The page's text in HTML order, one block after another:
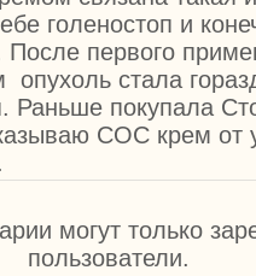
голеностоп и
После первого
опухоль стала
Раньше покупала
СОС крем от
могут только
пользователи.